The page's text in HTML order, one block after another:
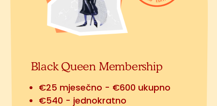
Black Queen Membership
€25 mjesečno - €600 ukupno
€540 - jednokratno